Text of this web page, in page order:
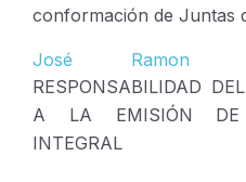
conformación de Juntas
José Ramon
RESPONSABILIDAD
A LA EMISIÓN DE
INTEGRAL